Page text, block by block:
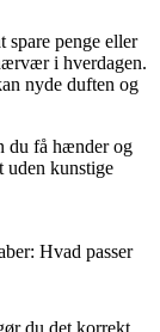
spare penge eller
i hverdagen.
nyde duften og
du få hænder og
uden kunstige
Hvad passer